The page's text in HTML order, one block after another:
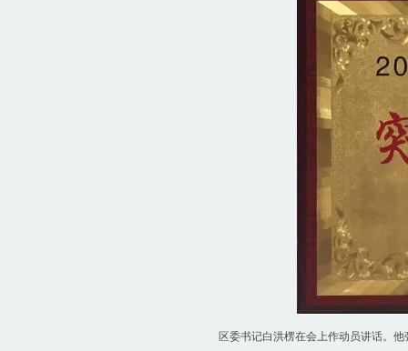
区委书记白洪楞在会上作动员讲话。